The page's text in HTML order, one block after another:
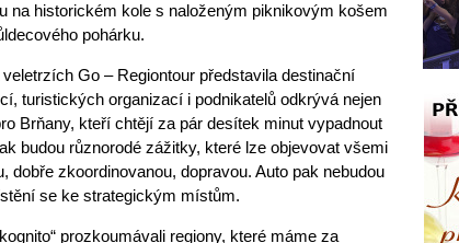
na historickém kole s naloženým piknikovým košem
pohárku.
Go – Regiontour představila destinační
turistických organizací i podnikatelů odkrývá nejen
Brňany, kteří chtějí za pár desítek minut vypadnout
budou různorodé zážitky, které lze objevovat všemi
dobře zkoordinovanou, dopravou. Auto pak nebudou
se ke strategickým místům.
prozkoumávali regiony, které máme za